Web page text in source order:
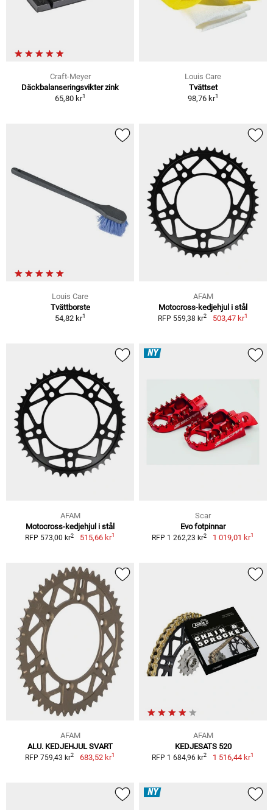
Craft-Meyer
Däckbalanseringsvikter zink
65,80 kr1
Louis Care
Tvättset
98,76 kr1
Louis Care
Tvättborste
54,82 kr1
AFAM
Motocross-kedjehjul i stål
RFP 559,38 kr2 503,47 kr1
AFAM
Motocross-kedjehjul i stål
RFP 573,00 kr2 515,66 kr1
NY
Scar
Evo fotpinnar
RFP 1 262,23 kr2 1 019,01 kr1
AFAM
ALU. KEDJEHJUL SVART
RFP 759,43 kr2 683,52 kr1
AFAM
KEDJESATS 520
RFP 1 684,96 kr2 1 516,44 kr1
NY